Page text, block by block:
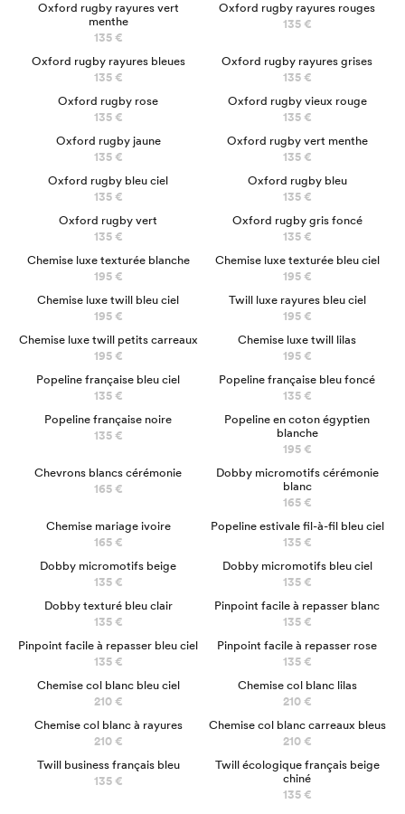
Oxford rugby rayures vert
menthe
135 €
Oxford rugby rayures rouges
135 €
Oxford rugby rayures bleues
135 €
Oxford rugby rayures grises
135 €
Oxford rugby rose
135 €
Oxford rugby vieux rouge
135 €
Oxford rugby jaune
135 €
Oxford rugby vert menthe
135 €
Oxford rugby bleu ciel
135 €
Oxford rugby bleu
135 €
Oxford rugby vert
135 €
Oxford rugby gris foncé
135 €
Chemise luxe texturée blanche
195 €
Chemise luxe texturée bleu ciel
195 €
Chemise luxe twill bleu ciel
195 €
Twill luxe rayures bleu ciel
195 €
Chemise luxe twill petits carreaux
195 €
Chemise luxe twill lilas
195 €
Popeline française bleu ciel
135 €
Popeline française bleu foncé
135 €
Popeline française noire
135 €
Popeline en coton égyptien
blanche
195 €
Chevrons blancs cérémonie
165 €
Dobby micromotifs cérémonie
blanc
165 €
Chemise mariage ivoire
165 €
Popeline estivale fil-à-fil bleu ciel
135 €
Dobby micromotifs beige
135 €
Dobby micromotifs bleu ciel
135 €
Dobby texturé bleu clair
135 €
Pinpoint facile à repasser blanc
135 €
Pinpoint facile à repasser bleu ciel
135 €
Pinpoint facile à repasser rose
135 €
Chemise col blanc bleu ciel
210 €
Chemise col blanc lilas
210 €
Chemise col blanc à rayures
210 €
Chemise col blanc carreaux bleus
210 €
Twill business français bleu
135 €
Twill écologique français beige
chiné
135 €